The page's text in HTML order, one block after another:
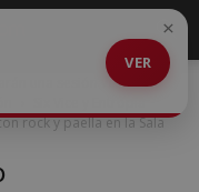
una sesión vermouth
rock y paella en la Sala
VER
×